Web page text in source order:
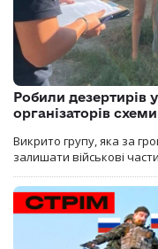
Робили дезертирів
організаторів схеми
Викрито групу, яка за
залишати військові